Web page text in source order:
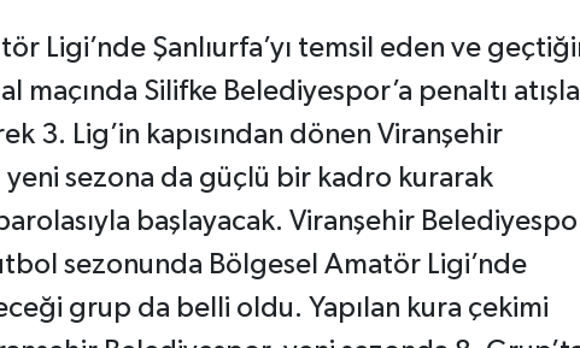
Ligi’nde Şanlıurfa’yı temsil eden ve
maçında Silifke Belediyespor’a penaltı
3. Lig’in kapısından dönen Viranşehir
yeni sezona da güçlü bir kadro kurarak
başlayacak. Viranşehir
sezonunda Bölgesel Amatör Ligi’nde
grup da belli oldu. Yapılan kura çekimi